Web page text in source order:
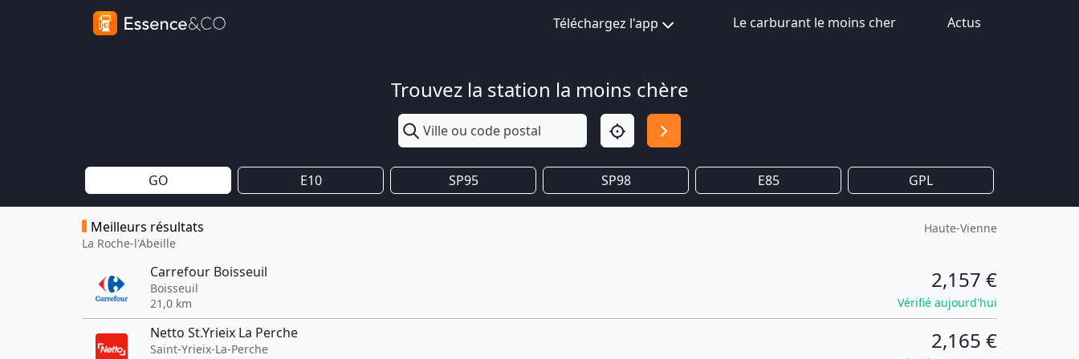
Téléchargez l'app Le carburant le moins cher Actus
Trouvez la station la moins chère
GO E10 SP95 SP98 E85 GPL
Meilleurs résultats
La Roche-l'Abeille
Haute-Vienne
Carrefour Boisseuil
Boisseuil
21,0 km
2,157 €
Vérifié aujourd'hui
Netto St.Yrieix La Perche
Saint-Yrieix-La-Perche
2,165 €